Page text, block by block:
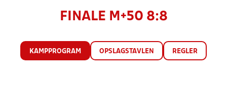
FINALE M+50 8:8
KAMPPROGRAM OPSLAGSTAVLEN REGLER